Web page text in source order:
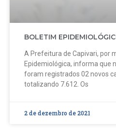
BOLETIM
A Prefeitura de Capivari, por
Epidemiológica, informa que
foram registrados 02 novos
totalizando 7.612. Os
2 de dezembro de 2021